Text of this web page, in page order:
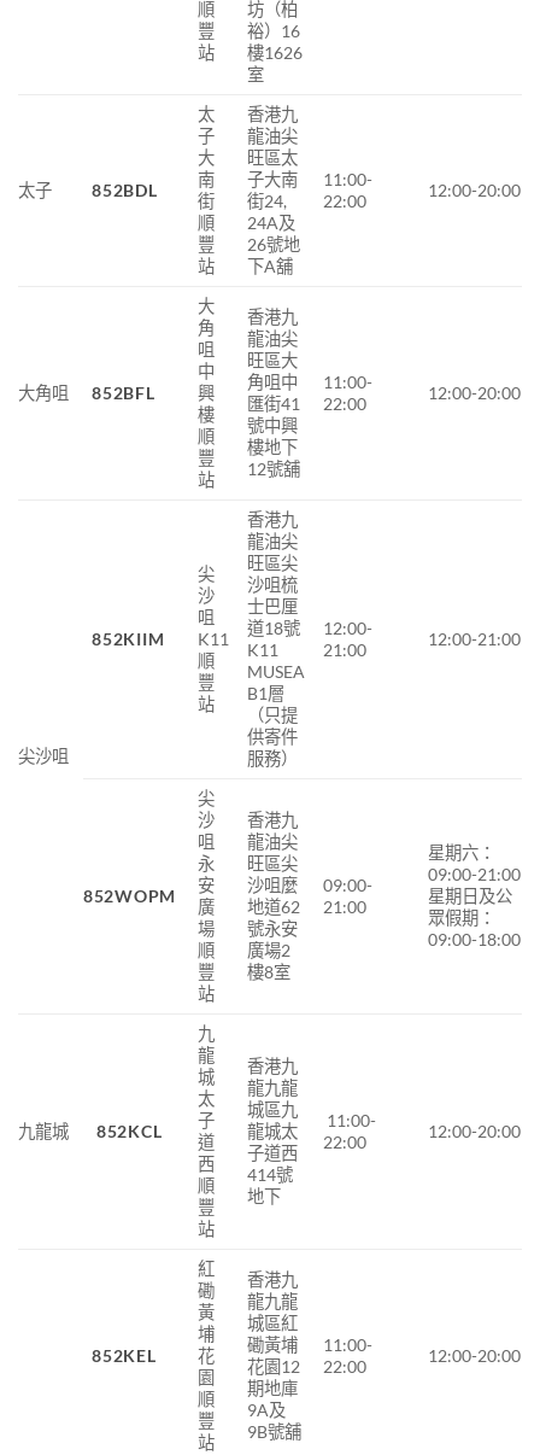
順
豐
站
坊（柏
裕）16
樓1626
室
太子 852BDL
太
子
大
南
街
順
豐
站
香港九
龍油尖
旺區太
子大南
街24,
24A及
26號地
下A舖
11:00-
22:00
12:00-20:00
大角咀 852BFL
大
角
咀
中
興
樓
順
豐
站
香港九
龍油尖
旺區大
角咀中
匯街41
號中興
樓地下
12號舖
11:00-
22:00
12:00-20:00
尖沙咀
852KIIM
尖
沙
咀
K11
順
豐
站
香港九
龍油尖
旺區尖
沙咀梳
士巴厘
道18號
K11
MUSEA
B1層
（只提
供寄件
服務）
12:00-
21:00
12:00-21:00
852WOPM
尖
沙
咀
永
安
廣
場
順
豐
站
香港九
龍油尖
旺區尖
沙咀麼
地道62
號永安
廣場2
樓8室
09:00-
21:00
星期六：
09:00-21:00
星期日及公
眾假期：
09:00-18:00
九龍城 852KCL
九
龍
城
太
子
道
西
順
豐
站
香港九
龍九龍
城區九
龍城太
子道西
414號
地下
11:00-
22:00
12:00-20:00
852KEL
紅
磡
黃
埔
花
園
順
豐
站
香港九
龍九龍
城區紅
磡黃埔
花園12
期地庫
9A及
9B號舖
11:00-
22:00
12:00-20:00